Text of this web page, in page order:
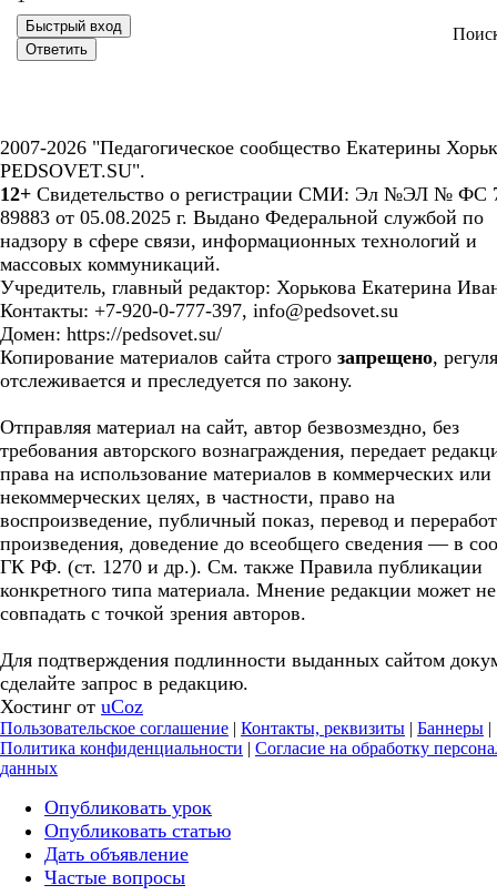
2007-2026 "Педагогическое сообщество Екатерины
PEDSOVET.SU".
12+ Свидетельство о регистрации СМИ: Эл №ЭЛ № ФС
89883 от 05.08.2025 г. Выдано Федеральной службой по
надзору в сфере связи, информационных технологий и
массовых коммуникаций.
Учредитель, главный редактор: Хорькова Екатерина
Контакты: +7-920-0-777-397, info@pedsovet.su
Домен: https://pedsovet.su/
Копирование материалов сайта строго запрещено,
отслеживается и преследуется по закону.
Отправляя материал на сайт, автор безвозмездно, без
требования авторского вознаграждения, передает
права на использование материалов в коммерческих или
некоммерческих целях, в частности, право на
воспроизведение, публичный показ, перевод и
произведения, доведение до всеобщего сведения — в
ГК РФ. (ст. 1270 и др.). См. также Правила публикации
конкретного типа материала. Мнение редакции может не
совпадать с точкой зрения авторов.
Для подтверждения подлинности выданных сайтом
сделайте запрос в редакцию.
Хостинг от uCoz
Пользовательское соглашение | Контакты, реквизиты | Баннеры |
Политика конфиденциальности | Согласие на обработку
данных
Опубликовать урок
Опубликовать статью
Дать объявление
Частые вопросы